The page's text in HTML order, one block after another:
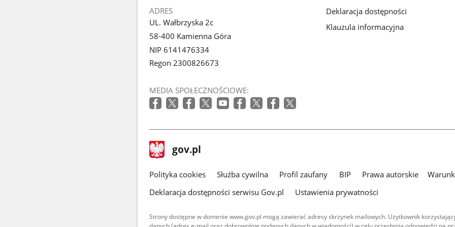
ADRES
UL. Wałbrzyska 2c
58-400 Kamienna Góra
NIP 6141476334
Regon 2300826673
MEDIA SPOŁECZNOŚCIOWE:
Deklaracja dostępności
Klauzula informacyjna
stopka
gov.pl Strona
gov.pl
gov.pl
Polityka cookies Służba cywilna Profil zaufany BIP Prawa autorskie
Deklaracja dostępności serwisu Gov.pl
Ustawienia prywatności
Strony dostępne w domenie www.gov.pl mogą zawierać adresy skrzynek mailowych. Użytkownik